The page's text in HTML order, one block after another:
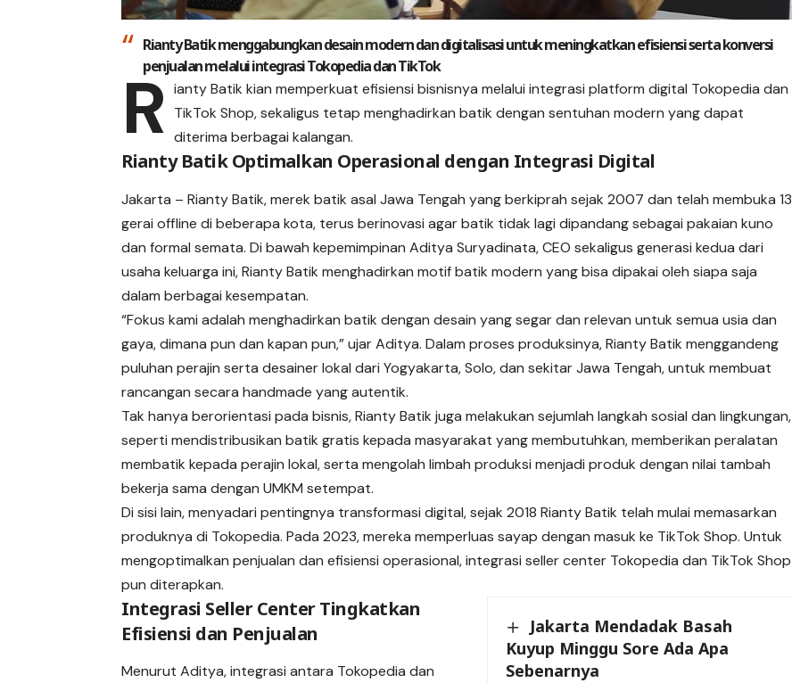
Rianty Batik menggabungkan desain modern dan digitalisasi untuk meningkatkan efisiensi serta konversi
penjualan melalui integrasi Tokopedia dan TikTok
R ianty Batik kian memperkuat efisiensi bisnisnya melalui integrasi platform digital Tokopedia dan
TikTok Shop, sekaligus tetap menghadirkan batik dengan sentuhan modern yang dapat
diterima berbagai kalangan.
Rianty Batik Optimalkan Operasional dengan Integrasi Digital
Jakarta – Rianty Batik, merek batik asal Jawa Tengah yang berkiprah sejak 2007 dan telah membuka 13
gerai offline di beberapa kota, terus berinovasi agar batik tidak lagi dipandang sebagai pakaian kuno
dan formal semata. Di bawah kepemimpinan Aditya Suryadinata, CEO sekaligus generasi kedua dari
usaha keluarga ini, Rianty Batik menghadirkan motif batik modern yang bisa dipakai oleh siapa saja
dalam berbagai kesempatan.
“Fokus kami adalah menghadirkan batik dengan desain yang segar dan relevan untuk semua usia dan
gaya, dimana pun dan kapan pun,” ujar Aditya. Dalam proses produksinya, Rianty Batik menggandeng
puluhan perajin serta desainer lokal dari Yogyakarta, Solo, dan sekitar Jawa Tengah, untuk membuat
rancangan secara handmade yang autentik.
Tak hanya berorientasi pada bisnis, Rianty Batik juga melakukan sejumlah langkah sosial dan lingkungan,
seperti mendistribusikan batik gratis kepada masyarakat yang membutuhkan, memberikan peralatan
membatik kepada perajin lokal, serta mengolah limbah produksi menjadi produk dengan nilai tambah
bekerja sama dengan UMKM setempat.
Di sisi lain, menyadari pentingnya transformasi digital, sejak 2018 Rianty Batik telah mulai memasarkan
produknya di Tokopedia. Pada 2023, mereka memperluas sayap dengan masuk ke TikTok Shop. Untuk
mengoptimalkan penjualan dan efisiensi operasional, integrasi seller center Tokopedia dan TikTok Shop
pun diterapkan.
Jakarta Mendadak Basah
Kuyup Minggu Sore Ada Apa
Sebenarnya
Integrasi Seller Center Tingkatkan
Efisiensi dan Penjualan
Menurut Aditya, integrasi antara Tokopedia dan